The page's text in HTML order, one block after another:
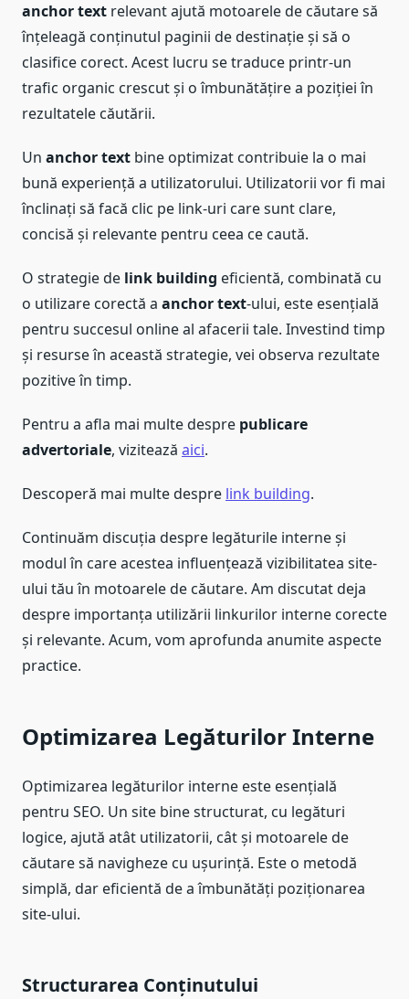
anchor text relevant ajută motoarele de căutare să
înțeleagă conținutul paginii de destinație și să o
clasifice corect. Acest lucru se traduce printr-un
trafic organic crescut și o îmbunătățire a poziției în
rezultatele căutării.
Un anchor text bine optimizat contribuie la o mai
bună experiență a utilizatorului. Utilizatorii vor fi mai
înclinați să facă clic pe link-uri care sunt clare,
concisă și relevante pentru ceea ce caută.
O strategie de link building eficientă, combinată cu
o utilizare corectă a anchor text-ului, este esențială
pentru succesul online al afacerii tale. Investind timp
și resurse în această strategie, vei observa rezultate
pozitive în timp.
Pentru a afla mai multe despre publicare
advertoriale, vizitează aici.
Descoperă mai multe despre link building.
Continuăm discuția despre legăturile interne și
modul în care acestea influențează vizibilitatea site-
ului tău în motoarele de căutare. Am discutat deja
despre importanța utilizării linkurilor interne corecte
și relevante. Acum, vom aprofunda anumite aspecte
practice.
Optimizarea Legăturilor Interne
Optimizarea legăturilor interne este esențială
pentru SEO. Un site bine structurat, cu legături
logice, ajută atât utilizatorii, cât și motoarele de
căutare să navigheze cu ușurință. Este o metodă
simplă, dar eficientă de a îmbunătăți poziționarea
site-ului.
Structurarea Conținutului